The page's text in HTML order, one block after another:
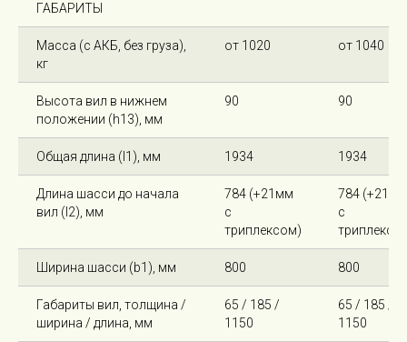
ГАБАРИТЫ
Масса (с АКБ, без груза),
кг
от 1020 от 1040
Высота вил в нижнем
положении (h13), мм
90 90
Общая длина (l1), мм 1934 1934
Длина шасси до начала
вил (l2), мм
784 (+21мм
с
триплексом)
784 (+21мм
с
Ширина шасси (b1), мм 800 800
Габариты вил, толщина /
ширина / длина, мм
65 / 185 /
1150
65 / 185 /
1150